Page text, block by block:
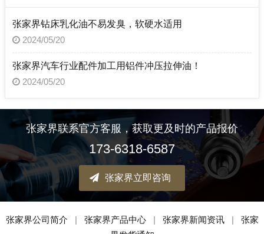
张家界钻床乳化油不易发臭，软硬水适用
2024/05/20
张家界汽车行业配件加工用铝件冲压拉伸油！
2024/05/20
张家界联系官方客服，获取更及时的产品报价
173-6318-6587
张家界立即咨询
张家界公司简介 | 张家界产品中心 | 张家界新闻资讯 |
张家